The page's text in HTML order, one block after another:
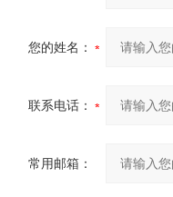
您的姓名：
联系电话：
常用邮箱：